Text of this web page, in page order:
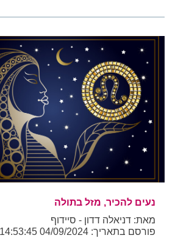
נעים להכיר, מזל בתולה
מאת: דניאלה דדון - סיידוף
פורסם בתאריך: 04/09/2024 14:53:45